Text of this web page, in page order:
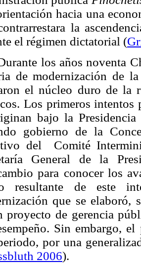
hacia una
la
el régimen dictatorial (
los años noventa
de modernización de
el núcleo duro de la
Los primeros intentos
bajo la
gobierno de la
del Comité
General de la
para conocer los
resultante de este
que se elaboró,
proyecto de gerencia
Sin embargo,
por una
2006).